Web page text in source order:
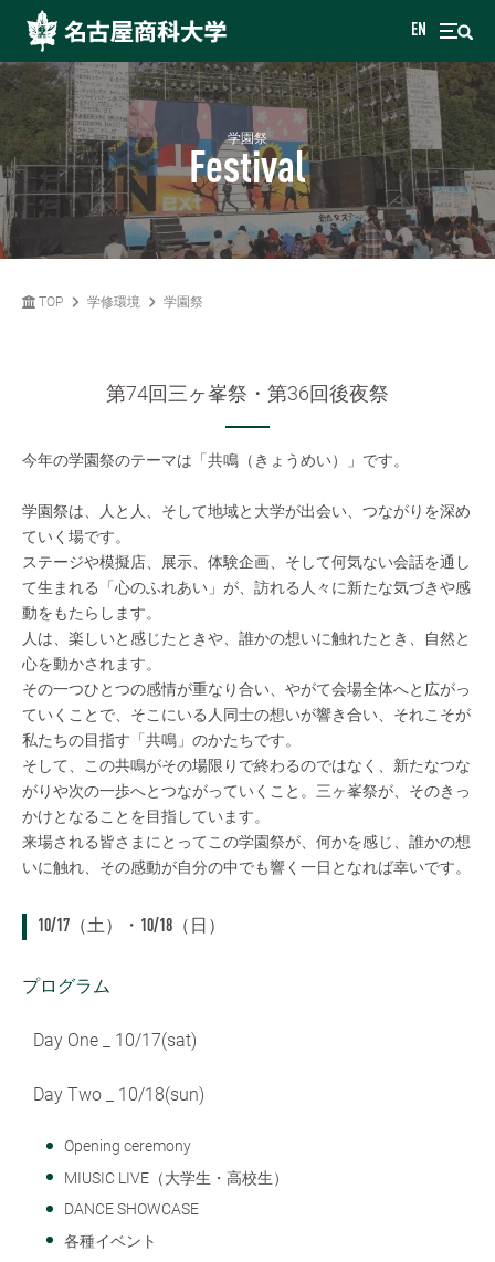
EN
学園祭
Festival
TOP 学修環境 学園祭
第74回三ヶ峯祭・第36回後夜祭
今年の学園祭のテーマは「共鳴（きょうめい）」です。
学園祭は、人と人、そして地域と大学が出会い、つながりを深め
ていく場です。
ステージや模擬店、展示、体験企画、そして何気ない会話を通し
て生まれる「心のふれあい」が、訪れる人々に新たな気づきや感
動をもたらします。
人は、楽しいと感じたときや、誰かの想いに触れたとき、自然と
心を動かされます。
その一つひとつの感情が重なり合い、やがて会場全体へと広がっ
ていくことで、そこにいる人同士の想いが響き合い、それこそが
私たちの目指す「共鳴」のかたちです。
そして、この共鳴がその場限りで終わるのではなく、新たなつな
がりや次の一歩へとつながっていくこと。三ヶ峯祭が、そのきっ
かけとなることを目指しています。
来場される皆さまにとってこの学園祭が、何かを感じ、誰かの想
いに触れ、その感動が自分の中でも響く一日となれば幸いです。
10/17（土）・10/18（日）
プログラム
Day One _ 10/17(sat)
Day Two _ 10/18(sun)
Opening ceremony
MIUSIC LIVE（大学生・高校生）
DANCE SHOWCASE
各種イベント